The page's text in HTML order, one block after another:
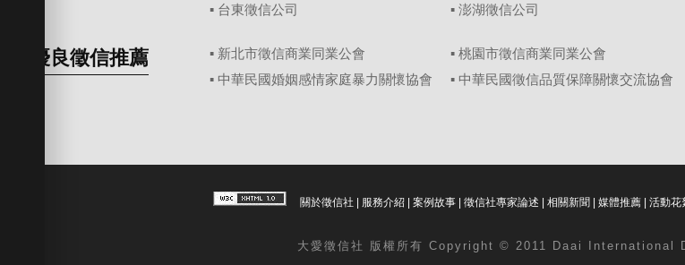
▪ 台東徵信公司 ▪ 澎湖徵信公司
優良徵信推薦 ▪ 新北市徵信商業同業公會 ▪ 桃園市徵信商業同業公會
▪ 中華民國婚姻感情家庭暴力關懷協會
▪ 中華民國徵信品質保障關懷交流協會
關於徵信社 服務介紹 案例故事 徵信社專家論述 相關新聞 媒體推薦 活動花
大愛 徵信社 版權所有 Copyright © 2011 Daai